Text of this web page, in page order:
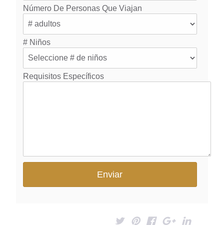
Número De Personas Que Viajan
# Niños
Requisitos Específicos